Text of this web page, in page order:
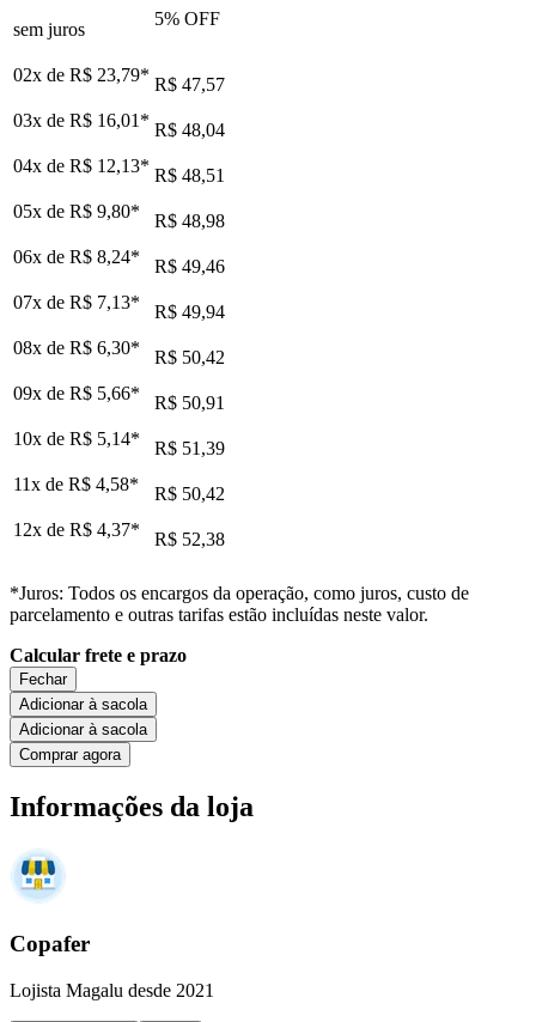
sem juros
5% OFF
02x de R$ 23,79* R$ 47,57
03x de R$ 16,01 * R$ 48,04
04x de R$ 12,13* R$ 48,51
05x de R$ 9,80*
R$ 48,98
06x de R$ 8,24*
R$ 49,46
07x de R$ 7,13*
R$ 49,94
08x de R$ 6,30*
R$ 50,42
09x de R$ 5,66*
R$ 50,91
10x de R$ 5,14*
R$ 51,39
11x de R$ 4,58*
R$ 50,42
12x de R$ 4,37* R$ 52,38
*Juros: Todos os encargos da operação, como juros, custo de
parcelamento e outras tarifas estão incluídas neste valor.
Calcular frete e prazo
Fechar
Adicionar à sacola
Adicionar à sacola
Comprar agora
Informações da loja
Copafer
Lojista Magalu desde 2021